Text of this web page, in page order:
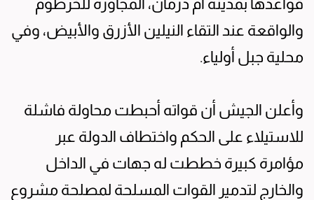
قواعدها بمدينة أم درمان، المجاورة للخرطوم
والواقعة عند التقاء النيلين الأزرق والأبيض، وفي
محلية جبل أولياء.
وأعلن الجيش أن قواته أحبطت محاولة فاشلة
للاستيلاء على الحكم واختطاف الدولة عبر
مؤامرة كبيرة خططت له جهات في الداخل
والخارج لتدمير القوات المسلحة لمصلحة مشروع